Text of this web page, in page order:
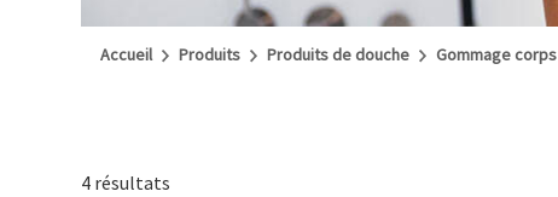
Accueil Produits Produits de douche Gommage corps
4 résultats